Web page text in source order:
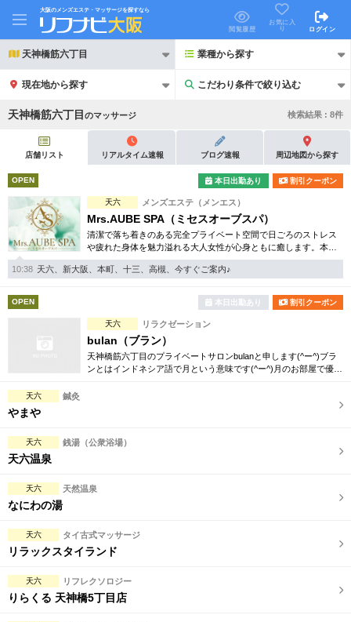
大阪のメンズエステ・マッサージを探すなら
閲覧履歴
お気に入
り
ログイン
天神橋筋六丁目 業種から探す
現在地から探す こだわり条件で絞り込む
こだわり条件で絞り込む
21時以降も受付 24時以降も受付
初回割引あり リピーター割引あり
団体割引 ポイントカード有
キャッシュレス決済OK 領収証発行可
団体様歓迎
半個室あり
フットバスあり
専用駐車場あり
スタッフ指名可
駅から徒歩5分以内
こだわり条件を変更
天神橋筋六丁目 のマッサージ 検索結果 : 8件
店舗リスト リアルタイム速報 ブログ速報 周辺地図から探す
OPEN 本日出勤あり 割引クーポン
天六 メンズエステ（メンエス）
Mrs.AUBE SPA（ミセスオーブスパ）
清潔で落ち着きのある完全プライベート空間で日ごろのストレス
や疲れた身体を魅力溢れる大人女性が心身ともに癒します。本格
的な『大人の癒し』を是非ご堪能ください。
10:38 天六、新大阪、本町、十三、高槻、今すぐご案内♪
OPEN 本日出勤あり 割引クーポン
天六 リラクゼーション
bulan（ブラン）
天神橋筋六丁目のプライベートサロンbulanと申します(^ー^)ブラ
ンとはインドネシア語で月という意味です(^ー^)月のお部屋で優し
天六 鍼灸
やまや
天六 銭湯（公衆浴場）
天六温泉
天六 天然温泉
なにわの湯
天六 タイ古式マッサージ
リラックスタイランド
天六 リフレクソロジー
りらくる 天神橋5丁目店